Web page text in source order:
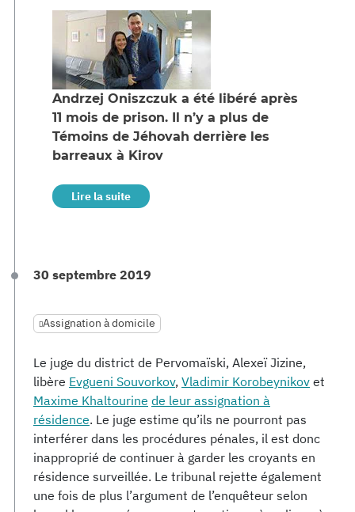
Andrzej Oniszczuk a été libéré après
11 mois de prison. Il n’y a plus de
Témoins de Jéhovah derrière les
barreaux à Kirov
Lire la suite
30 septembre 2019
Assignation à domicile
Le juge du district de Pervomaïski, Alexeï Jizine,
libère Evgueni Souvorkov, Vladimir Korobeynikov et
Maxime Khaltourine de leur assignation à
résidence. Le juge estime qu’ils ne pourront pas
interférer dans les procédures pénales, il est donc
inapproprié de continuer à garder les croyants en
résidence surveillée. Le tribunal rejette également
une fois de plus l’argument de l’enquêteur selon